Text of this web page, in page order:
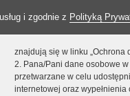
i zgodnie z Polityką
znajdują się w linku „Ochrona
2. Pana/Pani dane osobowe
przetwarzane w celu
internetowej oraz wypełnienia